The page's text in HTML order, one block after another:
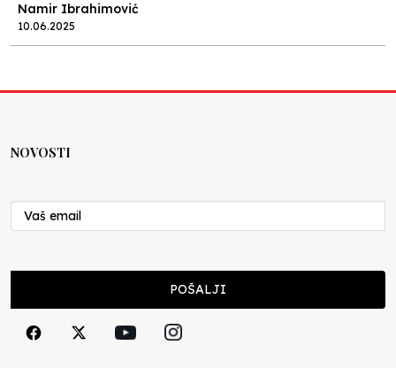
Namir Ibrahimović
10.06.2025
Nenad Veličković
29.10.2024
Cuke i djeca
NOVOSTI
POŠALJI